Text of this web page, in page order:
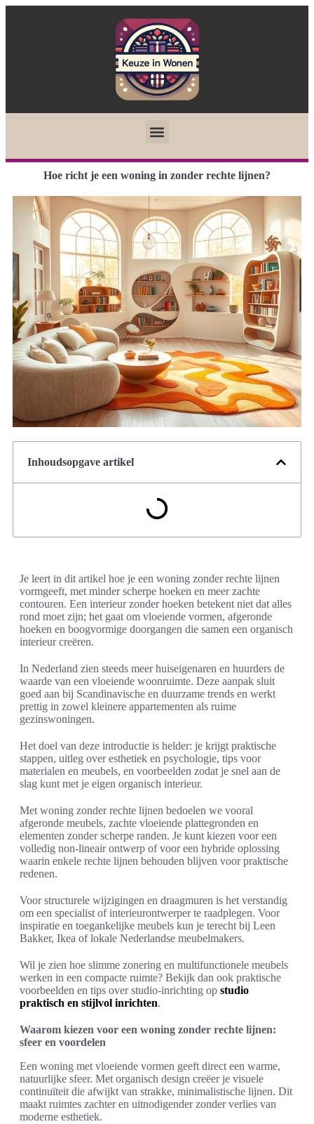
Hoe richt je een woning in zonder rechte lijnen?
Inhoudsopgave artikel
Je leert in dit artikel hoe je een woning zonder rechte lijnen
vormgeeft, met minder scherpe hoeken en meer zachte
contouren. Een interieur zonder hoeken betekent niet dat alles
rond moet zijn; het gaat om vloeiende vormen, afgeronde
hoeken en boogvormige doorgangen die samen een organisch
interieur creëren.
In Nederland zien steeds meer huiseigenaren en huurders de
waarde van een vloeiende woonruimte. Deze aanpak sluit
goed aan bij Scandinavische en duurzame trends en werkt
prettig in zowel kleinere appartementen als ruime
gezinswoningen.
Het doel van deze introductie is helder: je krijgt praktische
stappen, uitleg over esthetiek en psychologie, tips voor
materialen en meubels, en voorbeelden zodat je snel aan de
slag kunt met je eigen organisch interieur.
Met woning zonder rechte lijnen bedoelen we vooral
afgeronde meubels, zachte vloeiende plattegronden en
elementen zonder scherpe randen. Je kunt kiezen voor een
volledig non-lineair ontwerp of voor een hybride oplossing
waarin enkele rechte lijnen behouden blijven voor praktische
redenen.
Voor structurele wijzigingen en draagmuren is het verstandig
om een specialist of interieurontwerper te raadplegen. Voor
inspiratie en toegankelijke meubels kun je terecht bij Leen
Bakker, Ikea of lokale Nederlandse meubelmakers.
Wil je zien hoe slimme zonering en multifunctionele meubels
werken in een compacte ruimte? Bekijk dan ook praktische
voorbeelden en tips over studio-inrichting op studio
praktisch en stijlvol inrichten.
Waarom kiezen voor een woning zonder rechte lijnen:
sfeer en voordelen
Een woning met vloeiende vormen geeft direct een warme,
natuurlijke sfeer. Met organisch design creëer je visuele
continuïteit die afwijkt van strakke, minimalistische lijnen. Dit
maakt ruimtes zachter en uitnodigender zonder verlies van
moderne esthetiek.